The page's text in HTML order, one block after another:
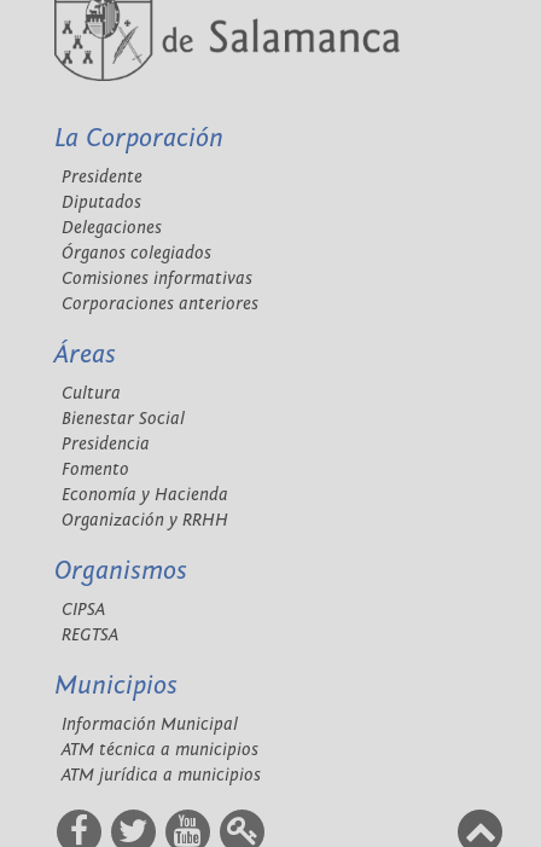
La Corporación
Presidente
Diputados
Delegaciones
Órganos colegiados
Comisiones informativas
Corporaciones anteriores
Áreas
Cultura
Bienestar Social
Presidencia
Fomento
Economía y Hacienda
Organización y RRHH
Organismos
CIPSA
REGTSA
Municipios
Información Municipal
ATM técnica a municipios
ATM jurídica a municipios